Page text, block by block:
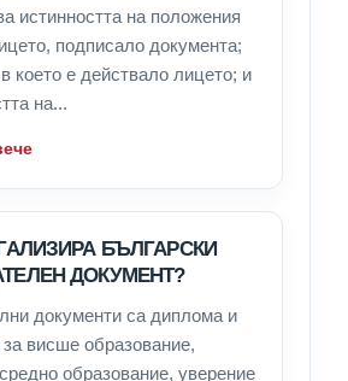
истинността на положения
подписало документа;
което е действало лицето; и
на...
БЪЛГАРСКИ
ДОКУМЕНТ?
документи са диплома и
висше образование,
образование, уверение